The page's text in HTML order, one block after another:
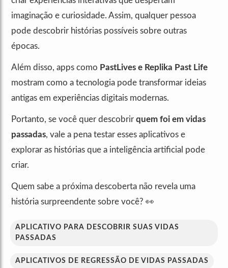
imaginação e curiosidade. Assim, qualquer pessoa
pode descobrir histórias possíveis sobre outras
épocas.
Além disso, apps como PastLives e Replika Past Life
mostram como a tecnologia pode transformar ideias
antigas em experiências digitais modernas.
Portanto, se você quer descobrir quem foi em vidas
passadas, vale a pena testar esses aplicativos e
explorar as histórias que a inteligência artificial pode
criar.
Quem sabe a próxima descoberta não revela uma
história surpreendente sobre você? 👀
APLICATIVO PARA DESCOBRIR SUAS VIDAS
PASSADAS
APLICATIVOS DE REGRESSÃO DE VIDAS PASSADAS